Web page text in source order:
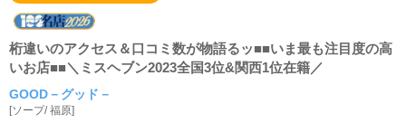
桁違いのアクセス＆口コミ数が物語るッ■■いま最も注目度の高
いお店■■＼ミスヘブン2023全国3位&関西1位在籍／
GOOD－グッド－
[ソープ/福原]